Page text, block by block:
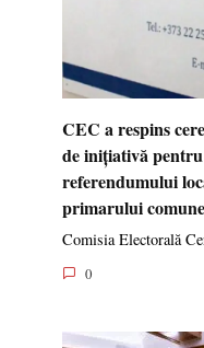
CEC a respins
de inițiativă
referendumului
primarului
Comisia Electorală
0